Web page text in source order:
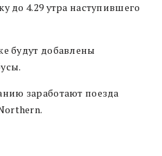
до 4.29 утра наступившего
будут добавлены
заработают поезда